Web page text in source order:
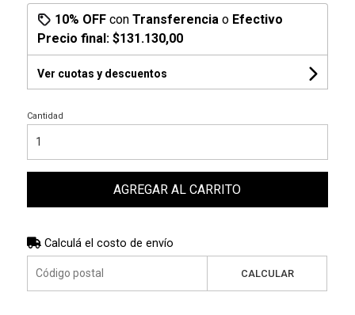
10% OFFcon Transferencia o Efectivo
Precio final: $131.130,00
Ver cuotas y descuentos
Cantidad
AGREGAR AL CARRITO
Calculá el costo de envío
CALCULAR